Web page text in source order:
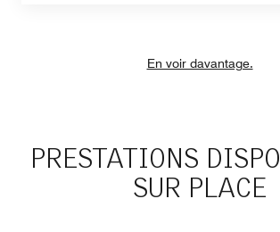
En voir davantage.
PRESTATIONS
SUR PLACE